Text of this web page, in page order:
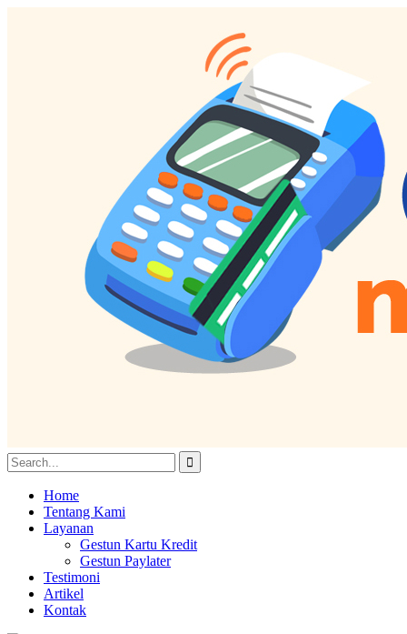
Home
Tentang Kami
Layanan
Gestun Kartu Kredit
Gestun Paylater
Testimoni
Artikel
Kontak